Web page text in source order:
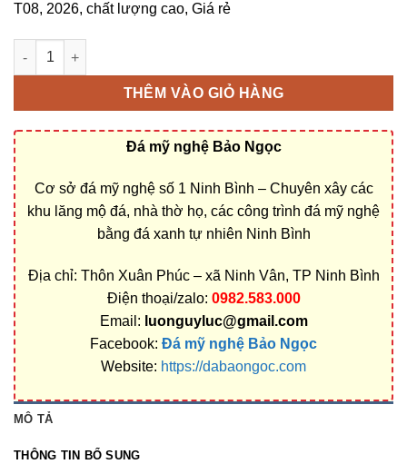
T08, 2026, chất lượng cao, Giá rẻ
Địa chỉ cơ sở xây Khu lăng mộ đẹp bằng đá ở Bắc Kạn bằng
THÊM VÀO GIỎ HÀNG
Đá mỹ nghệ Bảo Ngọc
Cơ sở đá mỹ nghệ số 1 Ninh Bình – Chuyên xây các
khu lăng mộ đá, nhà thờ họ, các công trình đá mỹ nghệ
bằng đá xanh tự nhiên Ninh Bình
Địa chỉ: Thôn Xuân Phúc – xã Ninh Vân, TP Ninh Bình
Điện thoại/zalo: 0982.583.000
Email: luonguyluc@gmail.com
Facebook: Đá mỹ nghệ Bảo Ngọc
Website: https://dabaongoc.com
MÔ TẢ
THÔNG TIN BỔ SUNG